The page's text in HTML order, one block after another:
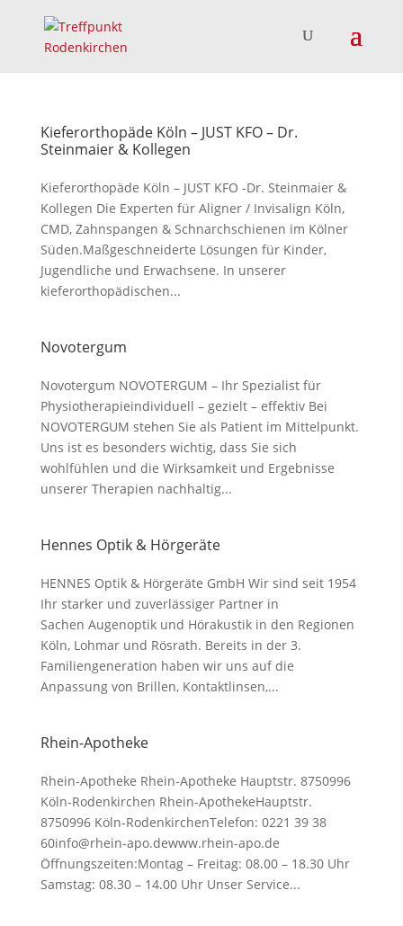
Kieferorthopäde Köln – JUST KFO – Dr.
Steinmaier & Kollegen
Kieferorthopäde Köln – JUST KFO -Dr. Steinmaier &
Kollegen Die Experten für Aligner / Invisalign Köln,
CMD, Zahnspangen & Schnarchschienen im Kölner
Süden.Maßgeschneiderte Lösungen für Kinder,
Jugendliche und Erwachsene. In unserer
kieferorthopädischen...
Novotergum
Novotergum NOVOTERGUM – Ihr Spezialist für
Physiotherapieindividuell – gezielt – effektiv Bei
NOVOTERGUM stehen Sie als Patient im Mittelpunkt.
Uns ist es besonders wichtig, dass Sie sich
wohlfühlen und die Wirksamkeit und Ergebnisse
unserer Therapien nachhaltig...
Hennes Optik & Hörgeräte
HENNES Optik & Hörgeräte GmbH Wir sind seit 1954
Ihr starker und zuverlässiger Partner in
Sachen Augenoptik und Hörakustik in den Regionen
Köln, Lohmar und Rösrath. Bereits in der 3.
Familiengeneration haben wir uns auf die
Anpassung von Brillen, Kontaktlinsen,...
Rhein-Apotheke
Rhein-Apotheke Rhein-Apotheke Hauptstr. 8750996
Köln-Rodenkirchen Rhein-ApothekeHauptstr.
8750996 Köln-RodenkirchenTelefon: 0221 39 38
60info@rhein-apo.dewww.rhein-apo.de
Öffnungszeiten:Montag – Freitag: 08.00 – 18.30 Uhr
Samstag: 08.30 – 14.00 Uhr Unser Service...